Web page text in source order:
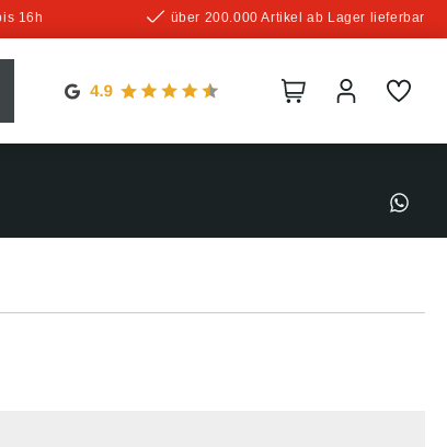
16h über 200.000 Artikel ab Lager lieferbar